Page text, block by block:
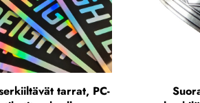
tarrat, PC-